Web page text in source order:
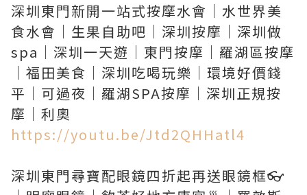
深圳東門新開一站式按摩水會｜水世界美
食水會｜生果自助吧｜深圳按摩｜深圳做
spa｜深圳一天遊｜東門按摩｜羅湖區按摩
｜福田美食｜深圳吃喝玩樂｜環境好價錢
平｜可過夜｜羅湖SPA按摩｜深圳正規按
https://youtu.be/Jtd2QHHatl4
深圳東門尋寶配眼鏡四折起再送眼鏡框👓